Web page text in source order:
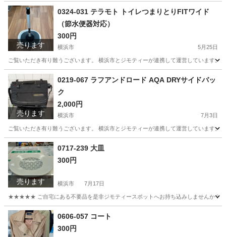
神奈川 横浜市 リユース
売ります
0324-031 テラモト トイレつまりとりFITワイド
（節水便器対応）
300円
横浜市 5月25日
ご覧いただき有り難うございます。 横浜市とジモティーが連携して運営しています
神奈川 横浜市 リユース
売ります
0219-067 ラフアンドロード AQA DRYサイドバッ
ク
2,000円
横浜市 7月3日
ご覧いただき有り難うございます。 横浜市とジモティーが連携して運営しています
神奈川 横浜市
売ります
0717-239 大皿
300円
横浜市 7月17日
★★★★★ ご自宅にある不要品を是非ジモティースポットへお持ち込みしませんか？
神奈川 横浜市 0606-057 コート
300円